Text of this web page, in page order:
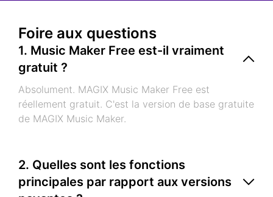
Foire aux questions
1. Music Maker Free est-il vraiment
gratuit ?
Absolument. MAGIX Music Maker Free est
réellement gratuit. C'est la version de base gratuite
de MAGIX Music Maker.
2. Quelles sont les fonctions
principales par rapport aux versions